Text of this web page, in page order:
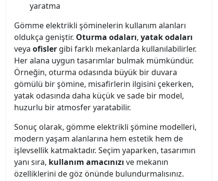
yaratma
Gömme elektrikli şöminelerin kullanım alanları
oldukça geniştir. Oturma odaları, yatak odaları
veya ofisler gibi farklı mekanlarda kullanılabilirler.
Her alana uygun tasarımlar bulmak mümkündür.
Örneğin, oturma odasında büyük bir duvara
gömülü bir şömine, misafirlerin ilgisini çekerken,
yatak odasında daha küçük ve sade bir model,
huzurlu bir atmosfer yaratabilir.
Sonuç olarak, gömme elektrikli şömine modelleri,
modern yaşam alanlarına hem estetik hem de
işlevsellik katmaktadır. Seçim yaparken, tasarımın
yanı sıra, kullanım amacınızı ve mekanın
özelliklerini de göz önünde bulundurmalısınız.